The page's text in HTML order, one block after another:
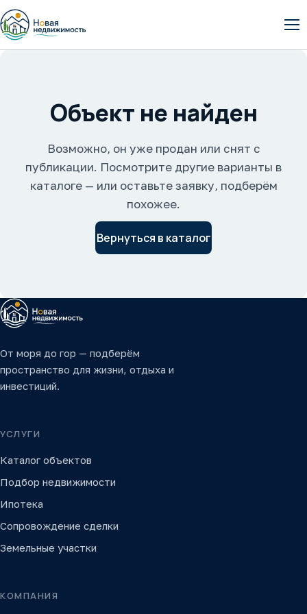
Объект не найден
Возможно, он уже продан или снят с
публикации. Посмотрите другие варианты в
каталоге — или оставьте заявку, подберём
похожее.
Вернуться в каталог
От моря до гор — подберём
пространство для жизни, отдыха и
инвестиций.
УСЛУГИ
Каталог объектов
Подбор недвижимости
Ипотека
Сопровождение сделки
Земельные участки
КОМПАНИЯ